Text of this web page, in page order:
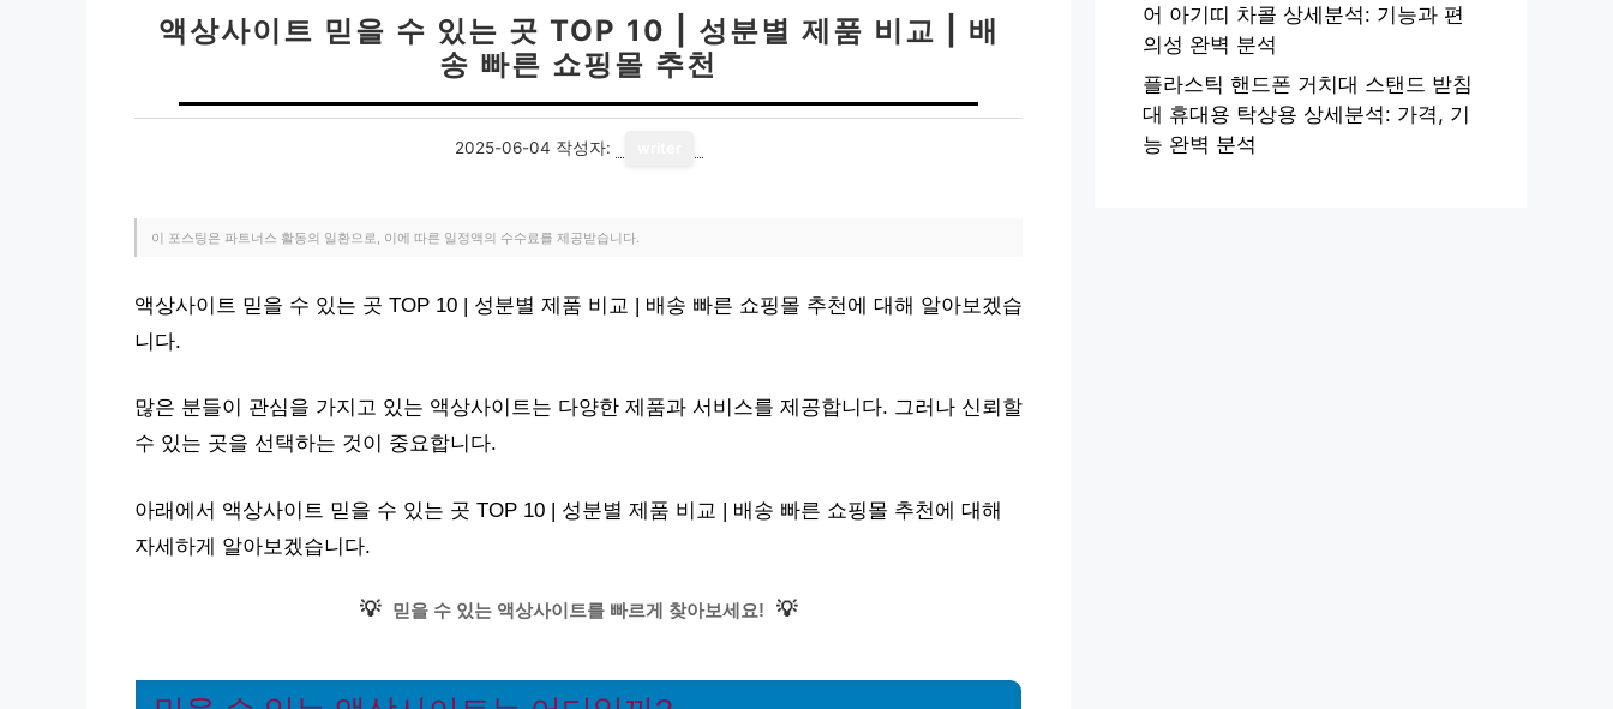
액상사이트 믿을 수 있는 곳 TOP 10 | 성분별 제품 비교 | 배
송 빠른 쇼핑몰 추천
2025-06-04 작성자:
이 포스팅은 파트너스 활동의 일환으로, 이에 따른 일정액의 수수료를 제공받습니다.
액상사이트 믿을 수 있는 곳 TOP 10 | 성분별 제품 비교 | 배송 빠른 쇼핑몰 추천에 대해 알아보겠습
니다.
많은 분들이 관심을 가지고 있는 액상사이트는 다양한 제품과 서비스를 제공합니다. 그러나 신뢰할
수 있는 곳을 선택하는 것이 중요합니다.
아래에서 액상사이트 믿을 수 있는 곳 TOP 10 | 성분별 제품 비교 | 배송 빠른 쇼핑몰 추천에 대해
자세하게 알아보겠습니다.
💡 믿을 수 있는 액상사이트를 빠르게 찾아보세요! 💡
어 아기띠 차콜 상세분석: 기능과 편
의성 완벽 분석
플라스틱 핸드폰 거치대 스탠드 받침
대 휴대용 탁상용 상세분석: 가격, 기
능 완벽 분석